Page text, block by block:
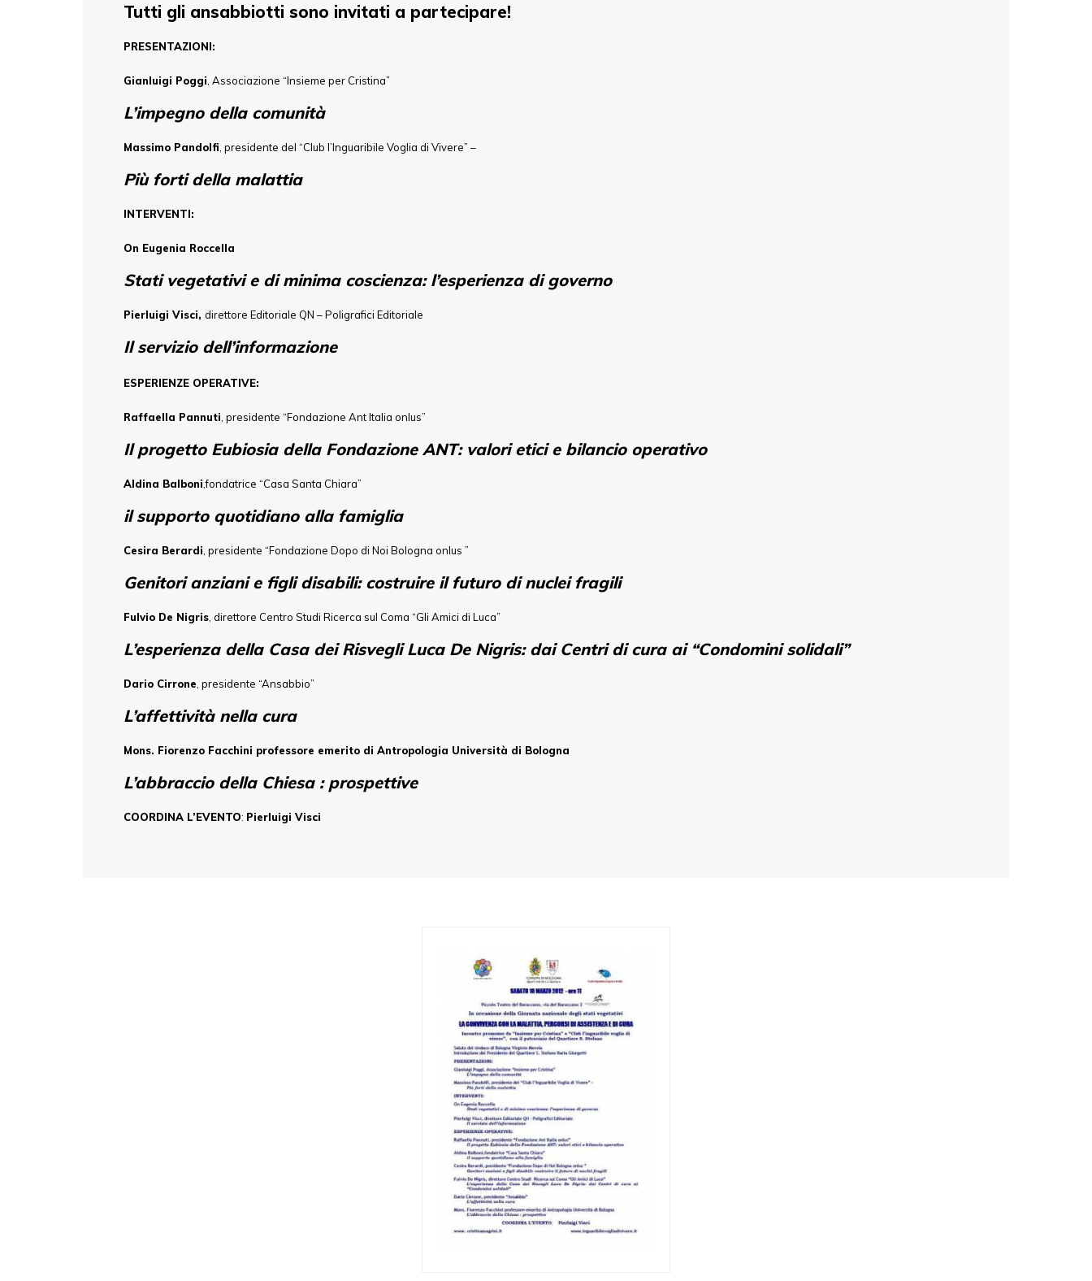
Tutti gli ansabbiotti sono invitati a partecipare!
PRESENTAZIONI:
Gianluigi Poggi , Associazione “Insieme per Cristina”
L’impegno della comunità
Massimo Pandolfi , presidente del “Club l’Inguaribile Voglia di Vivere” –
Più forti della malattia
INTERVENTI:
On Eugenia Roccella
Stati vegetativi e di minima coscienza: l’esperienza di governo
Pierluigi Visci, direttore Editoriale QN – Poligrafici Editoriale
Il servizio dell’informazione
ESPERIENZE OPERATIVE:
Raffaella Pannuti , presidente “Fondazione Ant Italia onlus”
Il progetto Eubiosia della Fondazione ANT: valori etici e bilancio operativo
Aldina Balboni,fondatrice “Casa Santa Chiara”
il supporto quotidiano alla famiglia
Cesira Berardi , presidente “Fondazione Dopo di Noi Bologna onlus ”
Genitori anziani e figli disabili: costruire il futuro di nuclei fragili
Fulvio De Nigris , direttore Centro Studi Ricerca sul Coma “Gli Amici di Luca”
L’esperienza della Casa dei Risvegli Luca De Nigris: dai Centri di cura ai “Condomini solidali”
Dario Cirrone , presidente “Ansabbio”
L’affettività nella cura
Mons. Fiorenzo Facchini professore emerito di Antropologia Università di Bologna
L’abbraccio della Chiesa : prospettive
COORDINA L’EVENTO: Pierluigi Visci